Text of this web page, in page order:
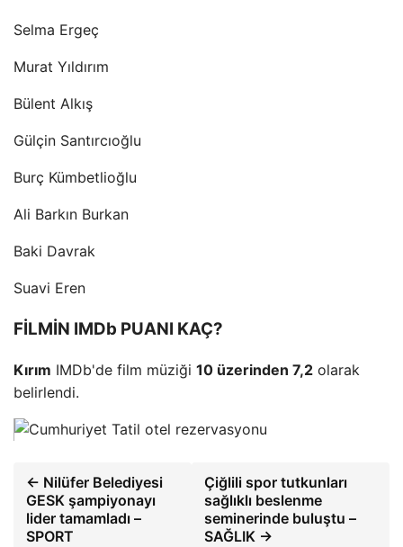
Selma Ergeç
Murat Yıldırım
Bülent Alkış
Gülçin Santırcıoğlu
Burç Kümbetlioğlu
Ali Barkın Burkan
Baki Davrak
Suavi Eren
FİLMİN IMDb PUANI KAÇ?
Kırım IMDb'de film müziği 10 üzerinden 7,2 olarak
belirlendi.
← Nilüfer Belediyesi
GESK şampiyonayı
lider tamamladı –
SPORT
Çiğlili spor tutkunları
sağlıklı beslenme
seminerinde buluştu –
SAĞLIK →